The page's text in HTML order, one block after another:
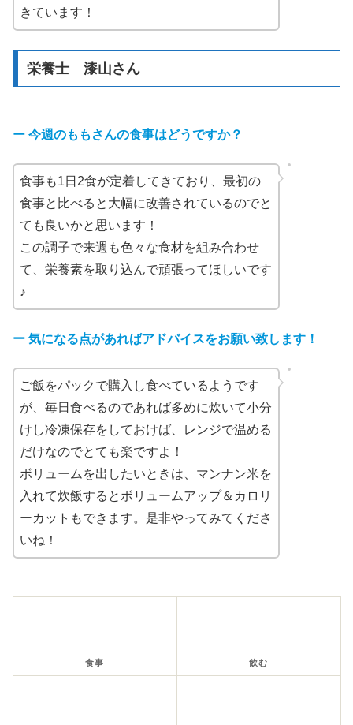
きています！
栄養士 漆山さん
ー 今週のももさんの食事はどうですか？
食事も1日2食が定着してきており、最初の
食事と比べると大幅に改善されているのでと
ても良いかと思います！
この調子で来週も色々な食材を組み合わせ
て、栄養素を取り込んで頑張ってほしいです
♪
ー 気になる点があればアドバイスをお願い致します！
ご飯をパックで購入し食べているようです
が、毎日食べるのであれば多めに炊いて小分
けし冷凍保存をしておけば、レンジで温める
だけなのでとても楽ですよ！
ボリュームを出したいときは、マンナン米を
入れて炊飯するとボリュームアップ＆カロリ
ーカットもできます。是非やってみてくださ
いね！
食事 飲む